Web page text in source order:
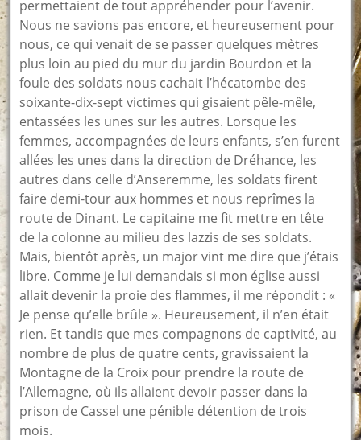
permettaient de tout appréhender pour l’avenir.
Nous ne savions pas encore, et heureusement pour
nous, ce qui venait de se passer quelques mètres
plus loin au pied du mur du jardin Bourdon et la
foule des soldats nous cachait l’hécatombe des
soixante-dix-sept victimes qui gisaient pêle-mêle,
entassées les unes sur les autres. Lorsque les
femmes, accompagnées de leurs enfants, s’en furent
allées les unes dans la direction de Dréhance, les
autres dans celle d’Anseremme, les soldats firent
faire demi-tour aux hommes et nous reprîmes la
route de Dinant. Le capitaine me fit mettre en tête
de la colonne au milieu des lazzis de ses soldats.
Mais, bientôt après, un major vint me dire que j’étais
libre. Comme je lui demandais si mon église aussi
allait devenir la proie des flammes, il me répondit : «
Je pense qu’elle brûle ». Heureusement, il n’en était
rien. Et tandis que mes compagnons de captivité, au
nombre de plus de quatre cents, gravissaient la
Montagne de la Croix pour prendre la route de
l’Allemagne, où ils allaient devoir passer dans la
prison de Cassel une pénible détention de trois
mois.